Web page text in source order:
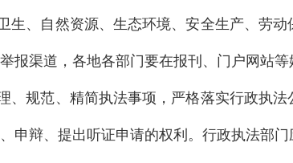
生、自然资源、生态环境、安全生产、劳
渠道，各地各部门要在报刊、门户网站等
、规范、精简执法事项，严格落实行政执
申辩、提出听证申请的权利。行政执法部